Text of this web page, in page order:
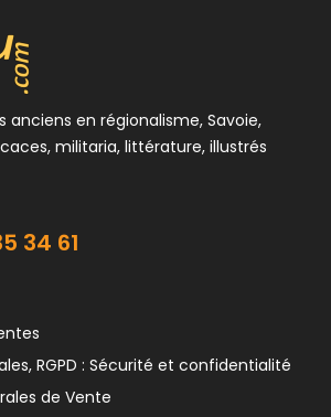
anciens en régionalisme, Savoie,
militaria, littérature, illustrés
34 61
RGPD : Sécurité et confidentialité
de Vente